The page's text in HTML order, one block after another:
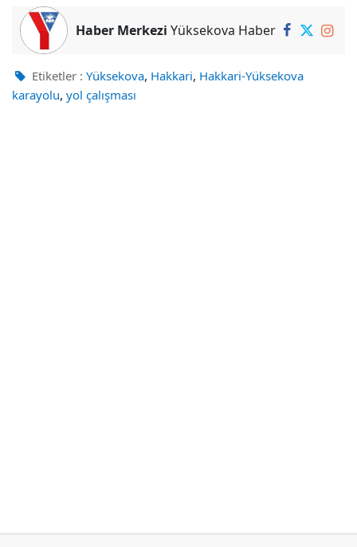
Haber Merkezi Yüksekova Haber
Etiketler : Yüksekova, Hakkari, Hakkari-Yüksekova
karayolu, yol çalışması